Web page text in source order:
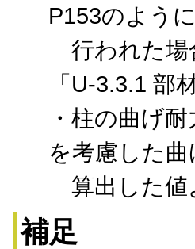
P153のよう
行われた場
「U-3.3.1 部
・柱の曲げ
を考慮した
算出した値
補足